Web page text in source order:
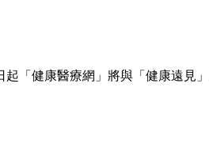
「健康醫療網」將與「健康遠